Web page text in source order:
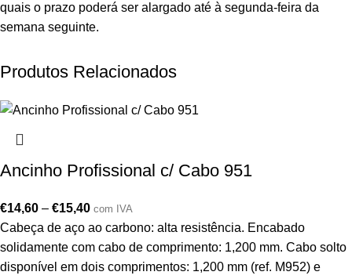
quais o prazo poderá ser alargado até à segunda-feira da
semana seguinte.
Produtos Relacionados
Ancinho Profissional c/ Cabo 951
€14,60 – €15,40 com IVA
Cabeça de aço ao carbono: alta resistência. Encabado
solidamente com cabo de comprimento: 1,200 mm. Cabo solto
disponível em dois comprimentos: 1,200 mm (ref. M952) e